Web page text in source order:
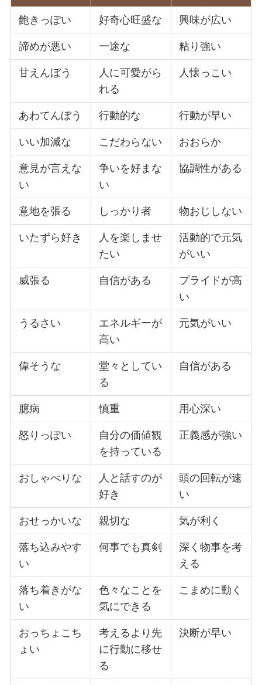
飽きっぽい 好奇心旺盛な 興味が広い
諦めが悪い 一途な 粘り強い
甘えんぼう
人に可愛がら
れる
人懐っこい
あわてんぼう 行動的な 行動が早い
いい加減な こだわらない おおらか
意見が言えな
い
争いを好まな
い
協調性がある
意地を張る しっかり者 物おじしない
いたずら好き
人を楽しませ
たい
活動的で元気
がいい
威張る 自信がある
プライドが高
い
うるさい
エネルギーが
高い
元気がいい
偉そうな
堂々としてい
る
自信がある
臆病 慎重 用心深い
怒りっぽい
自分の価値観
を持っている
正義感が強い
おしゃべりな
人と話すのが
好き
頭の回転が速
い
おせっかいな 親切な 気が利く
落ち込みやす
い
何事でも真剣
深く物事を考
える
落ち着きがな
い
色々なことを
気にできる
こまめに動く
おっちょこち
ょい
考えるより先
に行動に移せ
る
決断が早い